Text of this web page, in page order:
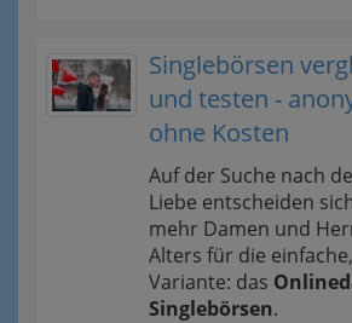
Singlebörsen
und testen -
ohne Kosten
Auf der Suche nach
Liebe entscheiden
mehr Damen und
Alters für die
Variante: das
Singlebörsen.